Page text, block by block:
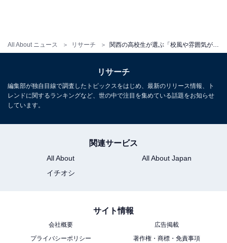
All About ニュース リサーチ
位は「筑波大学」、1位は？
【関連リンク】
・ プレスリリース
リサーチ
編集部が独自目線で調査したトピックスをはじめ、最新のリリース情報、ト
レンドに関するランキングなど、世の中で注目を集めている話題をお知らせ
しています。
関連サービス
All About
All About Japan
イチオシ
サイト情報
会社概要
広告掲載
プライバシーポリシー
著作権・商標・免責事項